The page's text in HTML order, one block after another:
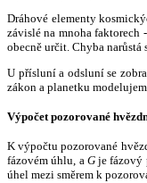
Dráhové elementy
závislé na mnoha faktorech
obecně určit. Chyba narůstá
U přísluní a odsluní se
zákon a planetku
Výpočet pozorované
K výpočtu pozorované
fázovém úhlu, a Gje fázový
úhel mezi směrem k